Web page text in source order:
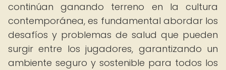
continúan ganando terreno en la cultura
contemporánea, es fundamental abordar los
desafíos y problemas de salud que pueden
surgir entre los jugadores, garantizando un
ambiente seguro y sostenible para todos los